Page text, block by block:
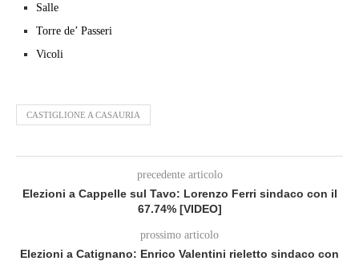
Salle
Torre de’ Passeri
Vicoli
CASTIGLIONE A CASAURIA
precedente articolo
Elezioni a Cappelle sul Tavo: Lorenzo Ferri sindaco con il
67.74% [VIDEO]
prossimo articolo
Elezioni a Catignano: Enrico Valentini rieletto sindaco con